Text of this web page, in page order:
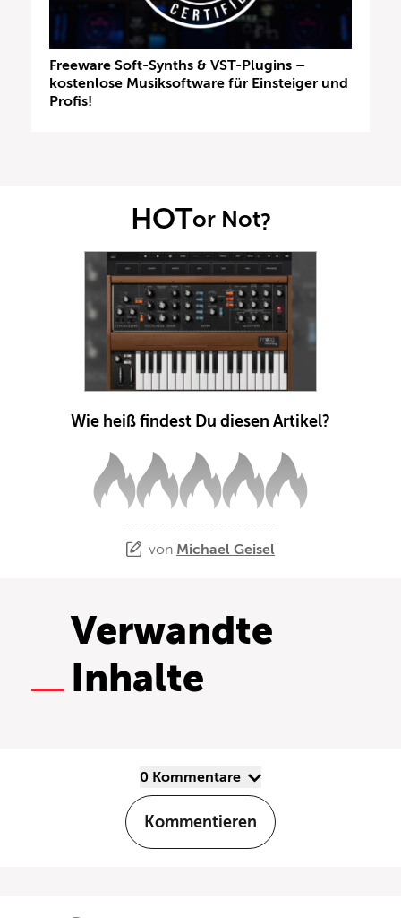
Freeware Soft-Synths & VST-Plugins –
kostenlose Musiksoftware für Einsteiger und
Profis!
HOTor Not?
Wie heiß findest Du diesen Artikel?
von Michael Geisel
Verwandte
Inhalte
0 Kommentare
Kommentieren